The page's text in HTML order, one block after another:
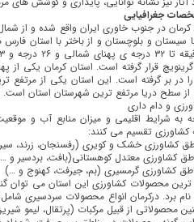
جغرافیایی
كرمان در جنوب خاوری ایران واقع شده و از
سطح دریا مرتفع ترین شهرستان استان است. میزان بارندگی به
و دام داری
به شرایط اقلیمی و میزان منابع آب و
كشاورزی تقسیم می کنند:
ترین محصولات كشاورزی این استان می توان
نام برد. دركرمان انواع محصولات سردسیری شامل
محصولاتی از قبیل مركبات (پرتقال، لیمو